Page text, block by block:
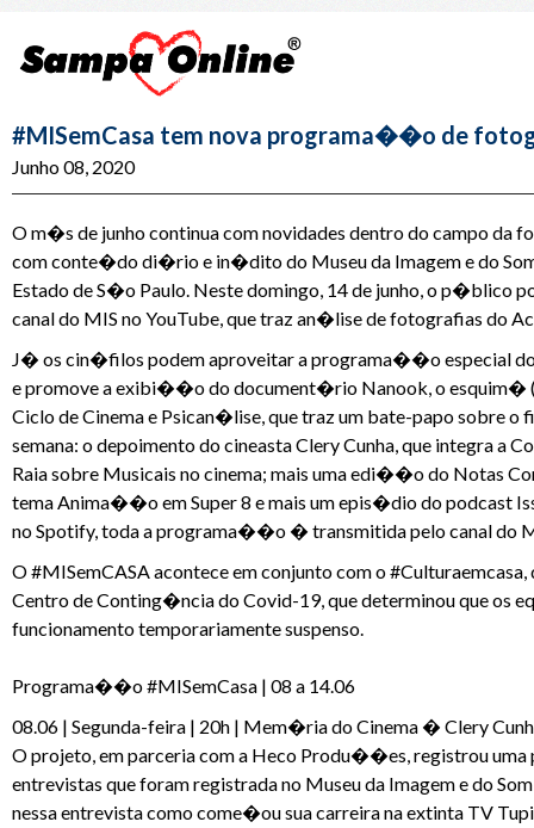
#MISemCasa tem nova programa��o de
Junho 08, 2020
O m�s de junho continua com novidades dentro do campo
com conte�do di�rio e in�dito do Museu da Imagem e do
Estado de S�o Paulo. Neste domingo, 14 de junho, o p�blico
canal do MIS no YouTube, que traz an�lise de fotografias do
J� os cin�filos podem aproveitar a programa��o especial
e promove a exibi��o do document�rio Nanook, o esquim�
Ciclo de Cinema e Psican�lise, que traz um bate-papo
semana: o depoimento do cineasta Clery Cunha, que integra
Raia sobre Musicais no cinema; mais uma edi��o do Notas
tema Anima��o em Super 8 e mais um epis�dio do podcast
no Spotify, toda a programa��o � transmitida pelo canal do
O #MISemCASA acontece em conjunto com o
Centro de Conting�ncia do Covid-19, que determinou que os
funcionamento temporariamente suspenso.
Programa��o #MISemCasa | 08 a 14.06
08.06 | Segunda-feira | 20h | Mem�ria do Cinema � Clery
O projeto, em parceria com a Heco Produ��es, registrou
entrevistas que foram registrada no Museu da Imagem e do
nessa entrevista como come�ou sua carreira na extinta TV